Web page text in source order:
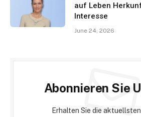
auf Leben
Interesse
June 24, 2026
Abonnieren Sie
Erhalten Sie die